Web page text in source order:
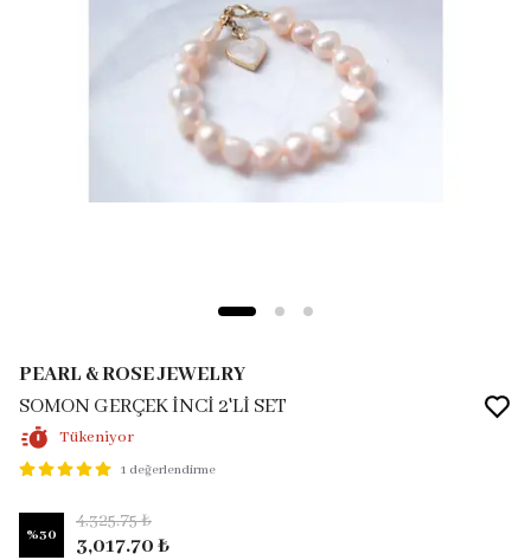
PEARL & ROSE JEWELRY
SOMON GERÇEK İNCİ 2'Lİ SET
Tükeniyor
1 değerlendirme
%30
4,325.75 ₺
3,017.70 ₺